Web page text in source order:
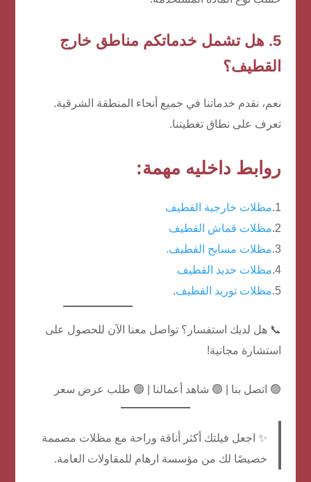
5. هل تشمل خدماتكم مناطق خارج
القطيف؟
نعم، نقدم خدماتنا في جميع أنحاء المنطقة الشرقية.
تعرف على نطاق تغطيتنا.
روابط داخليه مهمة:
1. مظلات خارجية القطيف
2. مظلات قماش القطيف
3. مظلات مسابح القطيف.
4. مظلات حديد القطيف
5. مظلات توريد القطيف.
📞 هل لديك استفسار؟ تواصل معنا الآن للحصول على
استشارة مجانية!
🟢 اتصل بنا | 🟢 شاهد أعمالنا | 🟢 طلب عرض سعر
✨ اجعل فيلتك أكثر أناقة وراحة مع مظلات مصممة
خصيصًا لك من مؤسسة ارهام للمقاولات العامة.